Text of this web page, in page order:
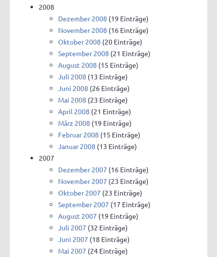
2008
Dezember 2008 (19 Einträge)
November 2008 (16 Einträge)
Oktober 2008 (20 Einträge)
September 2008 (21 Einträge)
August 2008 (15 Einträge)
Juli 2008 (13 Einträge)
Juni 2008 (26 Einträge)
Mai 2008 (23 Einträge)
April 2008 (21 Einträge)
März 2008 (19 Einträge)
Februar 2008 (15 Einträge)
Januar 2008 (13 Einträge)
2007
Dezember 2007 (16 Einträge)
November 2007 (23 Einträge)
Oktober 2007 (23 Einträge)
September 2007 (17 Einträge)
August 2007 (19 Einträge)
Juli 2007 (32 Einträge)
Juni 2007 (18 Einträge)
Mai 2007 (24 Einträge)